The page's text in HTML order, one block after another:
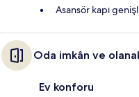
Asansör kapı
Oda imkân ve
Ev konforu